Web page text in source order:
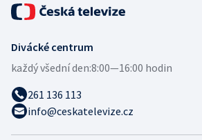
Divácké centrum
každý všední den:8:00—16:00 hodin
261 136 113
info@ceskatelevize.cz